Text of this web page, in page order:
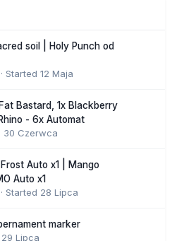
soil | Holy Punch od
· Started 12 Maja
Bastard, 1x Blackberry
- 6x Automat
30 Czerwca
Auto x1 | Mango
Auto x1
· Started 28 Lipca
marker
29 Lipca